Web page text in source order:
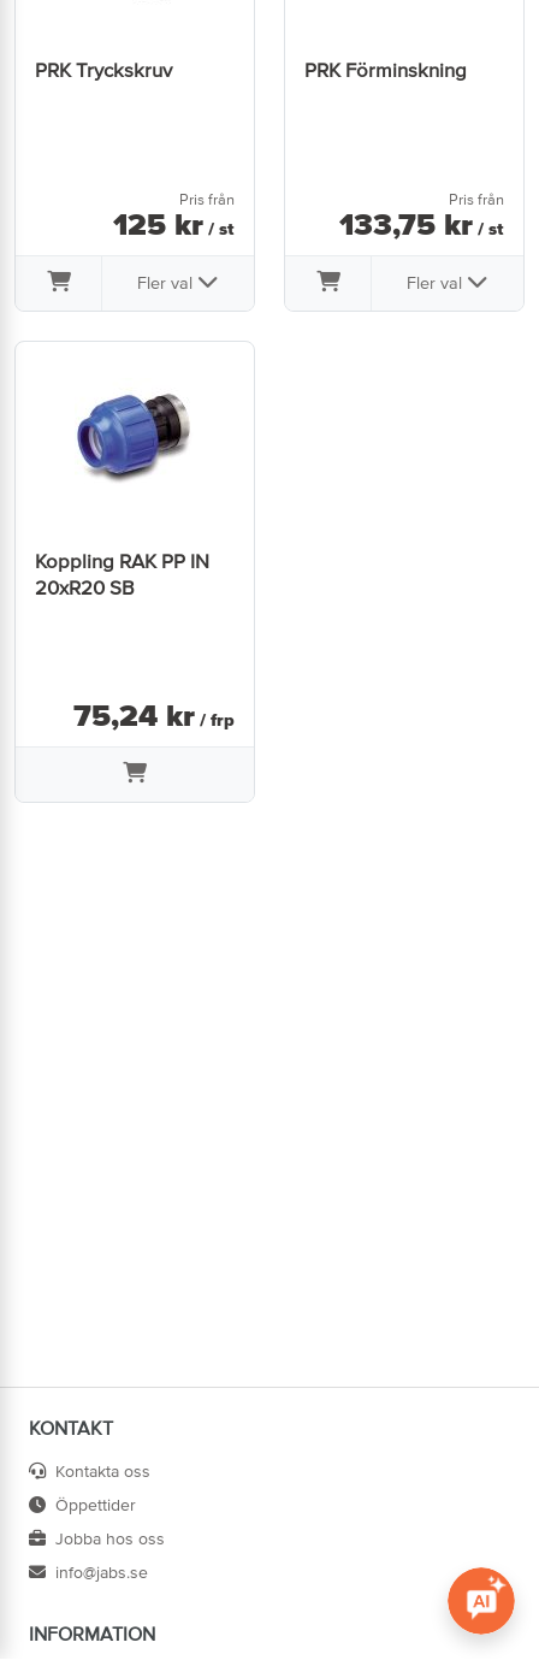
PRK Tryckskruv
Pris från
125 kr / st
Fler val
PRK Förminskning
Pris från
133,75 kr / st
Fler val
Koppling RAK PP IN
20xR20 SB
75,24 kr / frp
KONTAKT
Kontakta oss
Öppettider
Jobba hos oss
info@jabs.se
INFORMATION